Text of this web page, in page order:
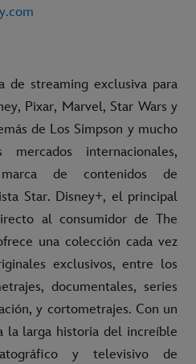
de streaming exclusiva para
Pixar, Marvel, Star Wars y
de Los Simpson y mucho
internacionales,
de contenidos de
Star. Disney+, el principal
al consumidor de The
una colección cada vez
exclusivos, entre los
documentales, series
y cortometrajes. Con un
la larga historia del increíble
y televisivo de